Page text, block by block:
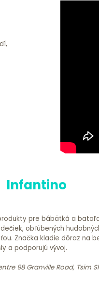
Infantino
pre bábätká a
obľúbených
Značka kladie dôraz na
a podporujú vývoj.
Centre 98 Granville Road,